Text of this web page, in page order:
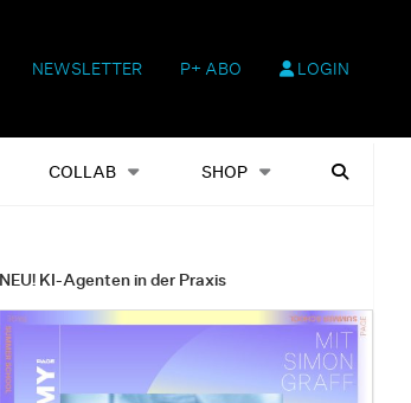
NEWSLETTER P+ ABO LOGIN
COLLAB SHOP
Shop Heftausgaben Suchen
NEU! KI-Agenten in der Praxis